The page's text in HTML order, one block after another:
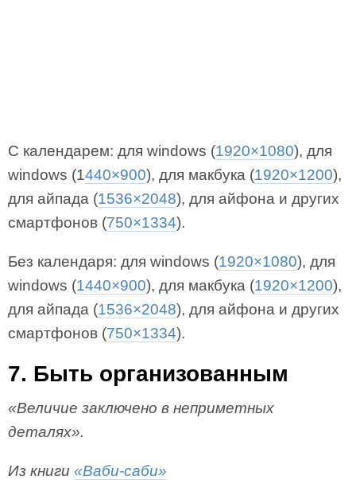
С календарем: для windows (1920×1080), для
windows (1440×900), для макбука (1920×1200),
для айпада (1536×2048), для айфона и других
смартфонов (750×1334).
Без календаря: для windows (1920×1080), для
windows (1440×900), для макбука (1920×1200),
для айпада (1536×2048), для айфона и других
смартфонов (750×1334).
7. Быть организованным
«Величие заключено в неприметных
деталях».
Из книги «Ваби-саби»